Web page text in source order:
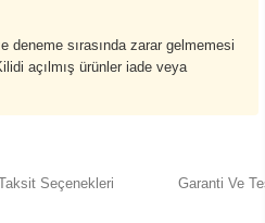
deneme sırasında zarar gelmemesi
açılmış ürünler iade veya
Seçenekleri Garanti Ve